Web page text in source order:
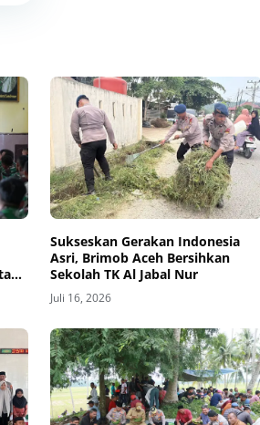
Sukseskan Gerakan Indonesia
Asri, Brimob Aceh Bersihkan
Sekolah TK Al Jabal Nur
Juli 16, 2026